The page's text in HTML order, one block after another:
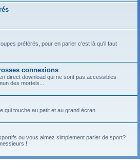
préférés, pour en parler c'est là qu'il faut
connexions
direct download qui ne sont pas accessibles
des mortels...
qui touche au petit et au grand écran
ou vous aimez simplement parler de sport?
!